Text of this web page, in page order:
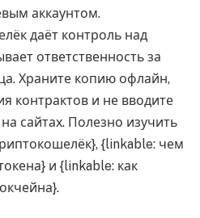
аккаунтом.
даёт контроль над
ответственность за
Храните копию офлайн,
контрактов и не вводите
сайтах. Полезно изучить
{linkable: чем
и {linkable: как